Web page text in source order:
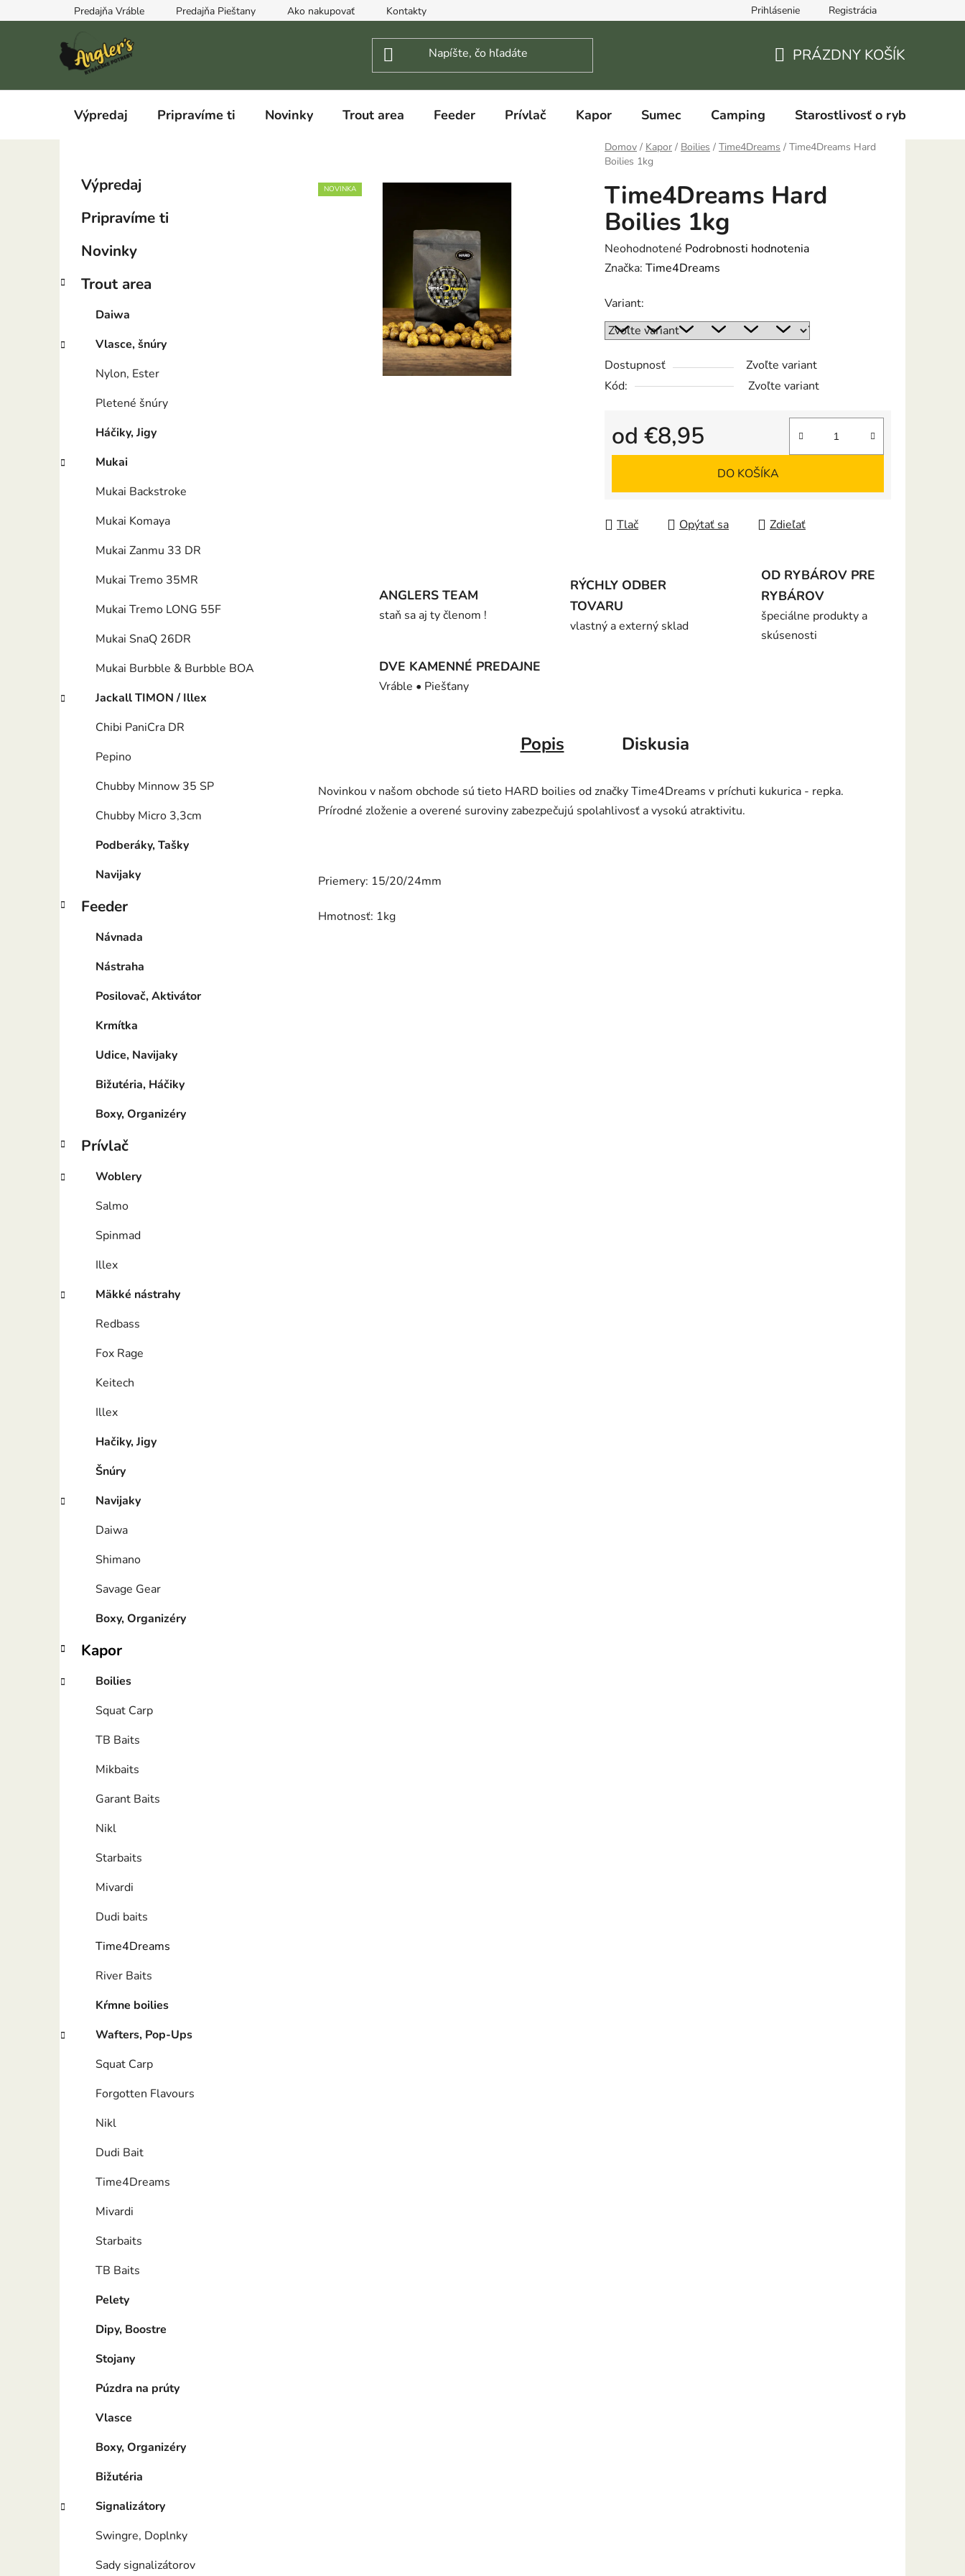
na
Predajňa Vráble Predajňa Pieštany Ako nakupovať Kontakty Prihlásenie Registrácia
KOŠÍK
PRÁZDNY KOŠÍK
Výpredaj Pripravíme ti Novinky Trout area Feeder Prívlač Kapor Sumec Camping Starostlivosť o ryby
Domov / Kapor / Boilies / Time4Dreams / Time4Dreams Hard
Boilies 1kg
a
l
Preskočiť
kategórie
i
Výpredaj
Pripravíme ti
Novinky
Trout area
Daiwa
Vlasce, šnúry
Nylon, Ester
Pletené šnúry
Háčiky, Jigy
Mukai
Mukai Backstroke
Mukai Komaya
Mukai Zanmu 33 DR
Mukai Tremo 35MR
Mukai Tremo LONG 55F
Mukai SnaQ 26DR
Mukai Burbble & Burbble BOA
Jackall TIMON / Illex
Chibi PaniCra DR
Pepino
Chubby Minnow 35 SP
Chubby Micro 3,3cm
Podberáky, Tašky
Navijaky
Feeder
Návnada
Nástraha
Posilovač, Aktivátor
Krmítka
Udice, Navijaky
Bižutéria, Háčiky
Boxy, Organizéry
Prívlač
Woblery
Salmo
Spinmad
Illex
Mäkké nástrahy
Redbass
Fox Rage
Keitech
Illex
Hačiky, Jigy
Šnúry
Navijaky
Daiwa
Shimano
Savage Gear
Boxy, Organizéry
Kapor
Boilies
Squat Carp
TB Baits
Mikbaits
Garant Baits
Nikl
Starbaits
Mivardi
Dudi baits
Time4Dreams
River Baits
Kŕmne boilies
Wafters, Pop-Ups
Squat Carp
Forgotten Flavours
Nikl
Dudi Bait
Time4Dreams
Mivardi
Starbaits
TB Baits
Pelety
Dipy, Boostre
Stojany
Púzdra na prúty
Vlasce
Boxy, Organizéry
Bižutéria
Signalizátory
Swingre, Doplnky
Sady signalizátorov
Time4Dreams Hard
Boilies 1kg
Priemerné
hodnotenie
je
0,0
z
5
hviezdičiek.
Neohodnotené Podrobnosti hodnotenia
Značka: Time4Dreams
Variant:
Dostupnosť
Zvoľte variant
Kód:
Zvoľte variant
od €8,95
Jednotková cena:
DO KOŠÍKA
Tlač Opýtať sa Zdieľať
NOVINKA
ANGLERS TEAM
staň sa aj ty členom !
RÝCHLY ODBER
TOVARU
vlastný a externý sklad
OD RYBÁROV PRE
RYBÁROV
špeciálne produkty a
skúsenosti
DVE KAMENNÉ PREDAJNE
Vráble • Piešťany
Popis Diskusia
Novinkou v našom obchode sú tieto HARD boilies od značky Time4Dreams v príchuti kukurica - repka.
Prírodné zloženie a overené suroviny zabezpečujú spolahlivosť a vysokú atraktivitu.
Priemery: 15/20/24mm
Hmotnosť: 1kg